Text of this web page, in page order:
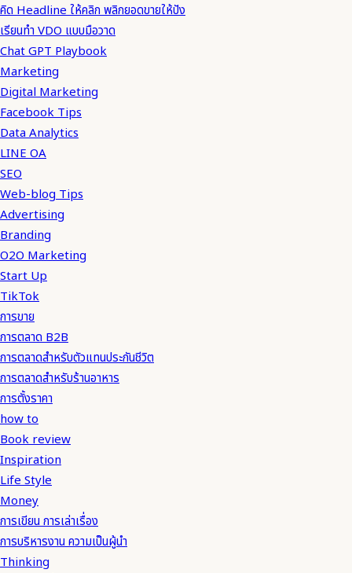
คิด Headline ให้คลิก พลิกยอดขายให้ปัง
เรียนทำ VDO แบบมือวาด
Chat GPT Playbook
Marketing
Digital Marketing
Facebook Tips
Data Analytics
LINE OA
SEO
Web-blog Tips
Advertising
Branding
O2O Marketing
Start Up
TikTok
การขาย
การตลาด B2B
การตลาดสำหรับตัวแทนประกันชีวิต
การตลาดสำหรับร้านอาหาร
การตั้งราคา
how to
Book review
Inspiration
Life Style
Money
การเขียน การเล่าเรื่อง
การบริหารงาน ความเป็นผู้นำ
Thinking